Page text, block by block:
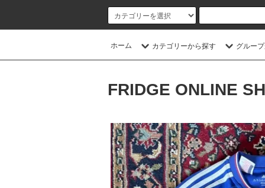
ホーム カテゴリーから探す グルー
FRIDGE ONLINE